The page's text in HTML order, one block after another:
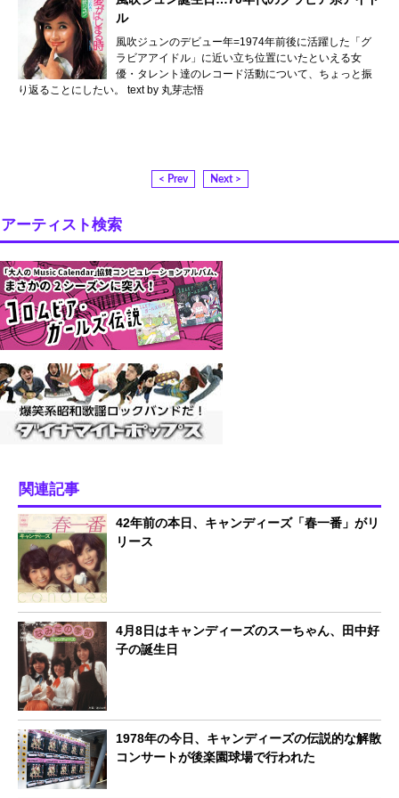
ル
風吹ジュンのデビュー年=1974年前後に活躍した「グ
ラビアアイドル」に近い立ち位置にいたといえる女
優・タレント達のレコード活動について、ちょっと振
り返ることにしたい。 text by 丸芽志悟
< Prev Next >
アーティスト検索
関連記事
42年前の本日、キャンディーズ「春一番」がリ
リース
4月8日はキャンディーズのスーちゃん、田中好
子の誕生日
1978年の今日、キャンディーズの伝説的な解散
コンサートが後楽園球場で行われた